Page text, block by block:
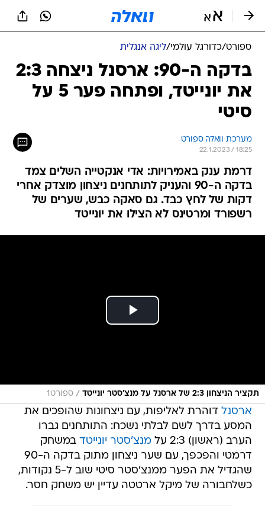
ספורט/כדורגל עולמי/ליגה אנגלית
בדקה ה-90: ארסנל ניצחה 2:3
את יונייטד, ופתחה פער 5 על
סיטי
מערכת וואלה ספורט
22.1.2023 / 18:25
דרמת ענק באמירויות: אדי אנקטייה השלים צמד
בדקה ה-90 והעניק לתותחנים ניצחון מוצדק אחרי
דקות של לחץ כבד. גם סאקה כבש, שערים של
רשפורד ומרטינס לא הצילו את יונייטד
תקציר הניצחון 2:3 של ארסנל על מנצ'סטר יונייטד / ספורט1
ארסנל דוהרת לאליפות, עם ניצחונות שהופכים את
המסע בדרך לשם לבלתי נשכח: התותחנים גברו
הערב (ראשון) 2:3 על
מנצ'סטר יונייטד במשחק
דרמטי והפכפך, עם שער ניצחון מתוק בדקה ה-90
שהגדיל את הפער ממנצ'סטר סיטי שוב ל-5 נקודות,
כשלחבורה של מיקל ארטטה עדיין יש משחק חסר.